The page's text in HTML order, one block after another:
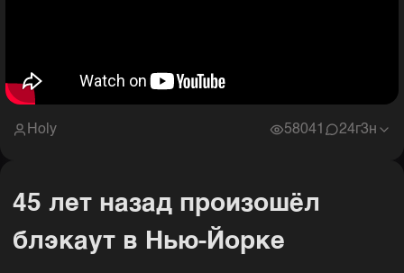
Holy 58041 24г3н
45 лет назад произошёл
блэкаут в Нью-Йорке